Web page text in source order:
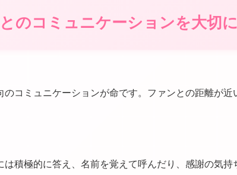
のコミュニケーションを大切
のコミュニケーションが命です。ファンとの距離が
は積極的に答え、名前を覚えて呼んだり、感謝の気